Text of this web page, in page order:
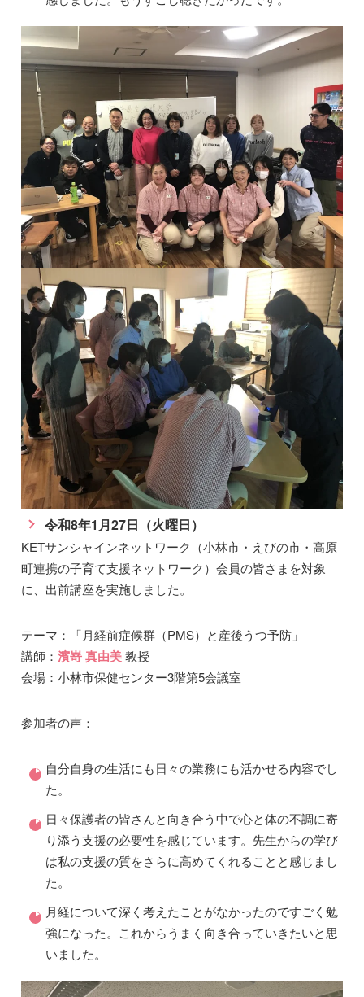
令和8年1月27日（火曜日）
KETサンシャインネットワーク（小林市・えびの市・高原
町連携の子育て支援ネットワーク）会員の皆さまを対象
に、出前講座を実施しました。
テーマ：「月経前症候群（PMS）と産後うつ予防」
講師：濱嵜 真由美教授
会場：小林市保健センター3階第5会議室
参加者の声：
自分自身の生活にも日々の業務にも活かせる内容でし
た。
日々保護者の皆さんと向き合う中で心と体の不調に寄
り添う支援の必要性を感じています。先生からの学び
は私の支援の質をさらに高めてくれることと感じまし
た。
月経について深く考えたことがなかったのですごく勉
強になった。これからうまく向き合っていきたいと思
いました。